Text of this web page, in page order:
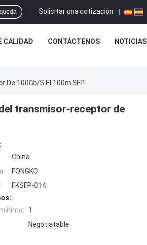
Solicitar una cotización |
CALIDAD CONTÁCTENOS NOTICIAS
De 100Gb/S El 100m SFP
transmisor-receptor de
China
FONGKO
FKSFP-014
1
Negotiatable